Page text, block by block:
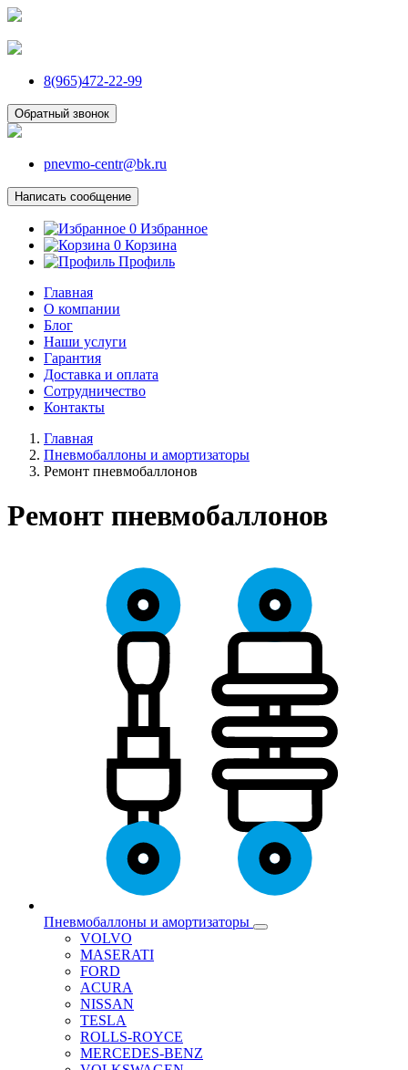
8(965)472-22-99
Обратный звонок
pnevmo-centr@bk.ru
Написать сообщение
0 Избранное
0 Корзина
Профиль
Главная
О компании
Блог
Наши услуги
Гарантия
Доставка и оплата
Сотрудничество
Контакты
Главная
Пневмобаллоны и амортизаторы
Ремонт пневмобаллонов
Ремонт пневмобаллонов
Пневмобаллоны и амортизаторы
VOLVO
MASERATI
FORD
ACURA
NISSAN
TESLA
ROLLS-ROYCE
MERCEDES-BENZ